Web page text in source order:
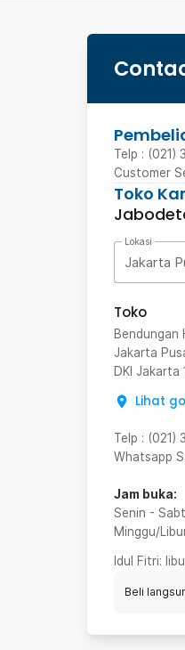
Telp : (021)
Customer
Toko
Lokasi
Jakarta
Toko
Bendungan
Jakarta
DKI Jakarta
Lihat
Telp : (021)
Whatsapp
Jam buka:
Senin -
Minggu/
Idul Fitri:
Beli